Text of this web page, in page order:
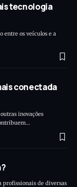
tecnologia
entre os veículos e a
conectada
inovações
profissionais de diversas